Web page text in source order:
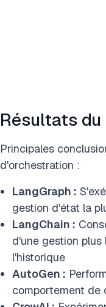
Résultats
Principales
d'orchestration :
LangGraph :
gestion d'état la
LangChain :
d'une gestion
l'historique
AutoGen :
comportement de